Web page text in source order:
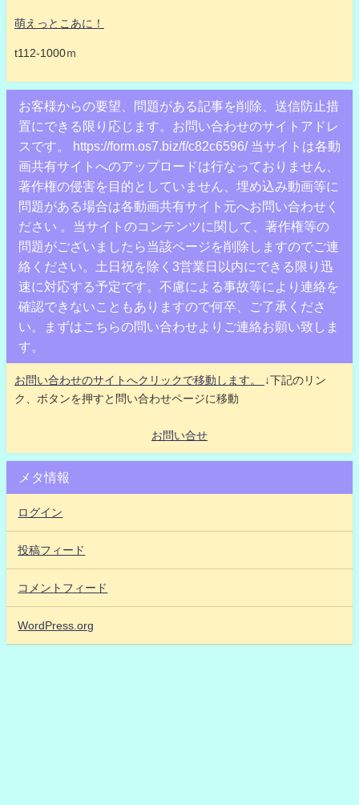
萌えっとこあに！
t112-1000ｍ
お客様からの要望、問題がある記事を削除、送信防止措
置にできる限り応じます。お問い合わせのサイトアドレ
スです。 https://form.os7.biz/f/c82c6596/ 当サイトは各動
画共有サイトへのアップロードは行なっておりません、
著作権の侵害を目的としていません、埋め込み動画等に
問題がある場合は各動画共有サイト元へお問い合わせく
ださい 。当サイトのコンテンツに関して、著作権等の
問題がございましたら当該ページを削除しますのでご連
絡ください。土日祝を除く3営業日以内にできる限り迅
速に対応する予定です。不慮による事故等により連絡を
確認できないこともありますので何卒、ご了承くださ
い。まずはこちらの問い合わせよりご連絡お願い致しま
す。
お問い合わせのサイトへクリックで移動します。
↓下記のリン
ク、ボタンを押すと問い合わせページに移動
お問い合せ
メタ情報
ログイン
投稿フィード
コメントフィード
WordPress.org